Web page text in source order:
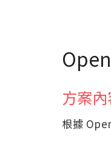
方案
根據